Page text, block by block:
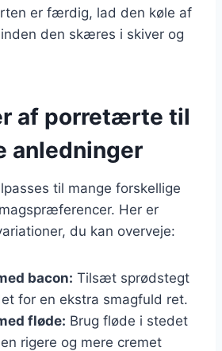
er færdig, lad den køle af
den skæres i skiver og
af porretærte til
anledninger
til mange forskellige
Her er
du kan overveje:
bacon: Tilsæt sprødstegt
for en ekstra smagfuld ret.
fløde: Brug fløde i stedet
rigere og mere cremet